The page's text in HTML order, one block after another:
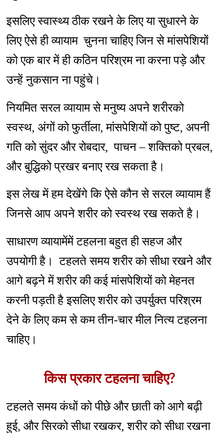
इसलिए स्वास्थ्य ठीक रखने के लिए या सुधारने के
लिए ऐसे ही व्यायाम चुनना चाहिए जिन से मांसपेशियों
को एक बार में ही कठिन परिश्रम ना करना पड़े और
उन्हें नुकसान ना पहुंचे।
नियमित सरल व्यायाम से मनुष्य अपने शरीरको
स्वस्थ, अंगों को फुर्तीला, मांसपेशियों को पुष्ट, अपनी
गति को सुंदर और रोबदार, पाचन – शक्तिको प्रबल,
और बुद्धिको प्रखर बनाए रख सकता है।
इस लेख में हम देखेंगे कि ऐसे कौन से सरल व्यायाम हैं
जिनसे आप अपने शरीर को स्वस्थ रख सकते है।
साधारण व्यायामेंमें टहलना बहुत ही सहज और
उपयोगी है। टहलते समय शरीर को सीधा रखने और
आगे बढ़ने में शरीर की कई मांसपेशियों को मेहनत
करनी पड़ती है इसलिए शरीर को उपर्युक्त परिश्रम
देने के लिए कम से कम तीन-चार मील नित्य टहलना
चाहिए।
किस प्रकार टहलना चाहिए?
टहलते समय कंधों को पीछे और छाती को आगे बढ़ी
हुई, और सिरको सीधा रखकर, शरीर को सीधा रखना